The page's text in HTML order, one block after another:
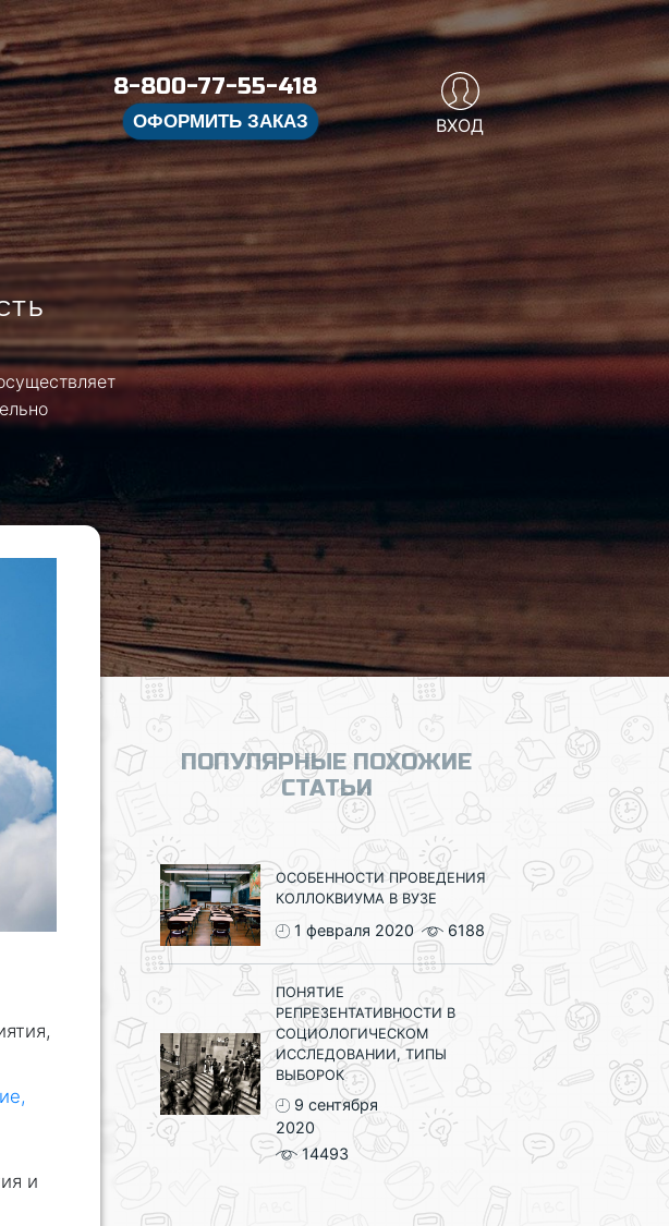
8-800-77-55-418
ОФОРМИТЬ ЗАКАЗ ВХОД
и
ПОПУЛЯРНЫЕ ПОХОЖИЕ
СТАТЬИ
ОСОБЕННОСТИ ПРОВЕДЕНИЯ
КОЛЛОКВИУМА В ВУЗЕ
1 февраля 2020 6188
ПОНЯТИЕ
РЕПРЕЗЕНТАТИВНОСТИ В
СОЦИОЛОГИЧЕСКОМ
ИССЛЕДОВАНИИ, ТИПЫ
ВЫБОРОК
9 сентября
2020
14493